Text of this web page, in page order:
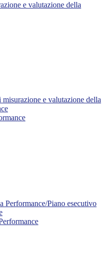
e valutazione della
misurazione e valutazione della
Performance/Piano esecutivo